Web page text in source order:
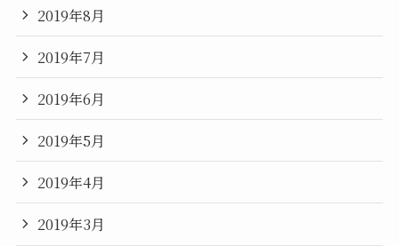
2019年8月
2019年7月
2019年6月
2019年5月
2019年4月
2019年3月